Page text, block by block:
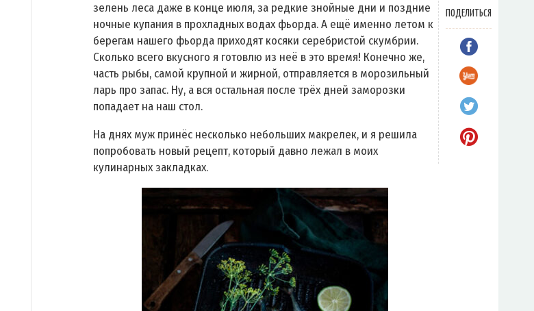
ПОДЕЛИТЬСЯ
зелень леса даже в конце июля, за редкие знойные дни и поздние
ночные купания в прохладных водах фьорда. А ещё именно летом к
берегам нашего фьорда приходят косяки серебристой скумбрии.
Сколько всего вкусного я готовлю из неё в это время! Конечно же,
часть рыбы, самой крупной и жирной, отправляется в морозильный
ларь про запас. Ну, а вся остальная после трёх дней заморозки
попадает на наш стол.
На днях муж принёс несколько небольших макрелек, и я решила
попробовать новый рецепт, который давно лежал в моих
кулинарных закладках.